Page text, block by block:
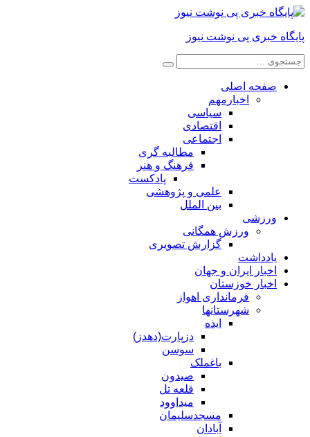
پایگاه خبری پی نوشت نیوز
صفحه اصلی
اخبارمهم
سیاسی
اقتصادی
اجتماعی
مطالبه گری
فرهنگ و هنر
پادکست
علمی و پژوهشی
بین الملل
ورزشی
ورزش همگانی
گزارش تصویری
یادداشت
اخبار ایران و جهان
اخبار خوزستان
فرمانداری اهواز
شهرستانها
ایذه
دزپارت(دهدز)
سوسن
باغملک
صیدون
قلعه تل
میداوود
مسجدسلیمان
آبادان